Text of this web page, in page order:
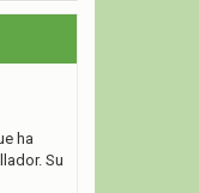
ha
Su